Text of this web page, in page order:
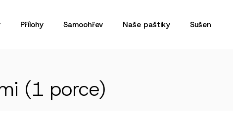
Přílohy Samoohřev Naše paštiky Sušené maso
(1 porce)